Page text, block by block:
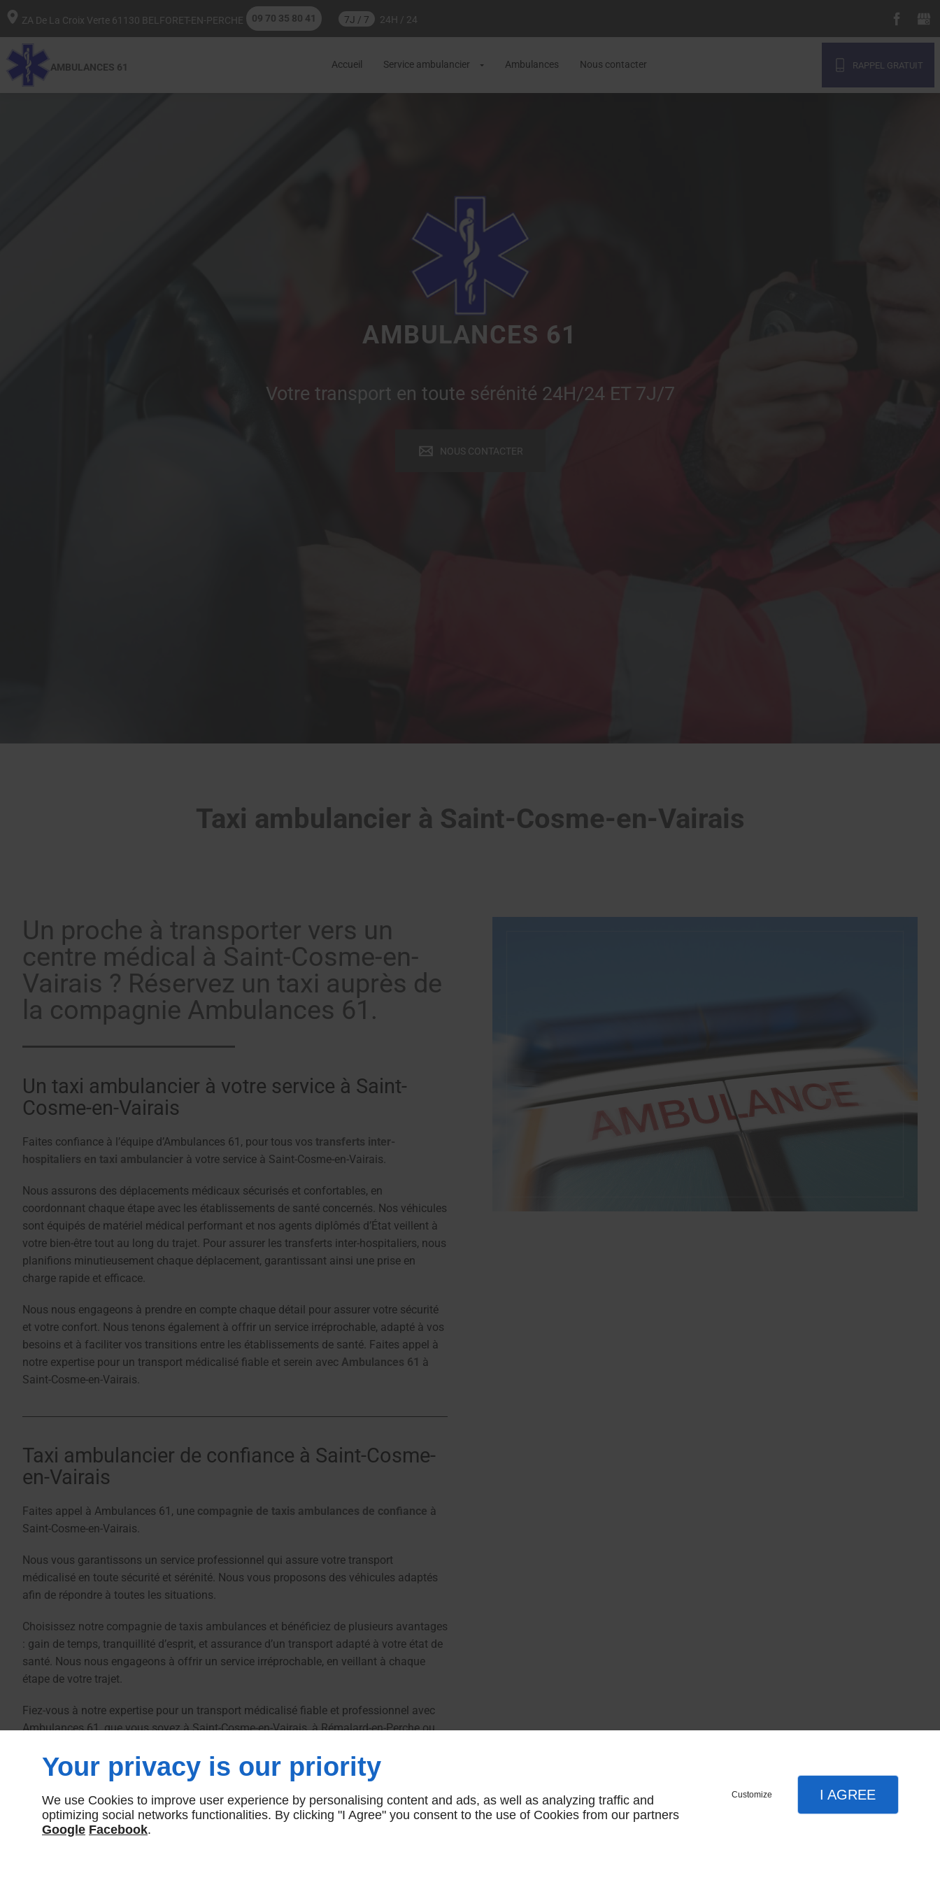
ZA De La Croix Verte 61130 BELFORET-EN-PERCHE 09 70 35 80 41 7J / 7 24H / 24
AMBULANCES 61
Votre transport en toute sérénité 24H/24 ET 7J/7
NOUS CONTACTER
AMBULANCES 61 Accueil Service ambulancier Ambulances Nous contacter RAPPEL GRATUIT
Taxi ambulancier à Saint-Cosme-en-Vairais
Un proche à transporter vers un
centre médical à Saint-Cosme-en-
Vairais ? Réservez un taxi auprès de
la compagnie Ambulances 61.
Un taxi ambulancier à votre service à Saint-
Cosme-en-Vairais
Faites confiance à l’équipe d’Ambulances 61, pour tous vos transferts inter-
hospitaliers en taxi ambulancier à votre service à Saint-Cosme-en-Vairais.
Nous assurons des déplacements médicaux sécurisés et confortables, en
coordonnant chaque étape avec les établissements de santé concernés. Nos véhicules
sont équipés de matériel médical performant et nos agents diplômés d’État veillent à
votre bien-être tout au long du trajet. Pour assurer les transferts inter-hospitaliers, nous
planifions minutieusement chaque déplacement, garantissant ainsi une prise en
charge rapide et efficace.
Nous nous engageons à prendre en compte chaque détail pour assurer votre sécurité
et votre confort. Nous tenons également à offrir un service irréprochable, adapté à vos
besoins et à faciliter vos transitions entre les établissements de santé. Faites appel à
notre expertise pour un transport médicalisé fiable et serein avec Ambulances 61 à
Saint-Cosme-en-Vairais.
Taxi ambulancier de confiance à Saint-Cosme-
en-Vairais
Faites appel à Ambulances 61, une compagnie de taxis ambulances de confiance à
Saint-Cosme-en-Vairais.
Nous vous garantissons un service professionnel qui assure votre transport
médicalisé en toute sécurité et sérénité. Nous vous proposons des véhicules adaptés
afin de répondre à toutes les situations.
Choisissez notre compagnie de taxis ambulances et bénéficiez de plusieurs avantages
: gain de temps, tranquillité d’esprit, et assurance d’un transport adapté à votre état de
santé. Nous nous engageons à offrir un service irréprochable, en veillant à chaque
étape de votre trajet.
Fiez-vous à notre expertise pour un transport médicalisé fiable et professionnel avec
Ambulances 61, que vous soyez à Saint-Cosme-en-Vairais, à Rémalard-en-Perche ou
Pour obtenir plus de détails sur notre service de taxi ambulance, contactez-nous.
Your privacy is our priority
We use Cookies to improve user experience by personalising content and ads, as well as analyzing traffic and
optimizing social networks functionalities. By clicking "I Agree" you consent to the use of Cookies from our partners
Google Facebook.
Customize I AGREE